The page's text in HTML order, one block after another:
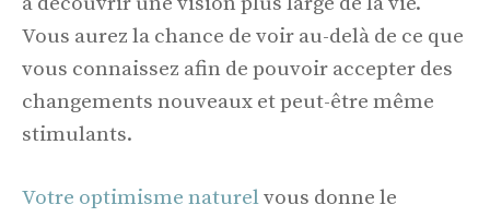
Vous aurez la chance de voir au-delà de ce que
vous connaissez afin de pouvoir accepter des
changements nouveaux et peut-être même
stimulants.
Votre optimisme naturelvous donne le